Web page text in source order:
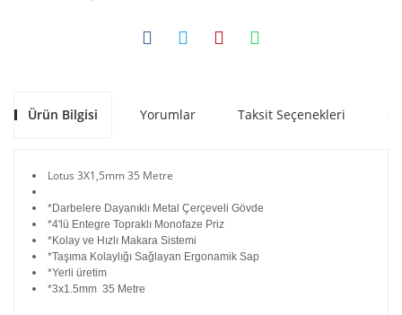
Ürün Bilgisi Yorumlar Taksit Seçenekleri
Lotus 3X1,5mm 35 Metre
*Darbelere Dayanıklı Metal Çerçeveli Gövde
*4'lü Entegre Topraklı Monofaze Priz
*Kolay ve Hızlı Makara Sistemi
*Taşıma Kolaylığı Sağlayan Ergonamik Sap
*Yerli üretim
*3x1.5mm 35 Metre